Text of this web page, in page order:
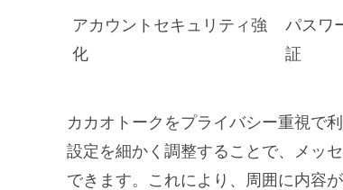
アカウントセキュリティ強
化
パスワ
証
カカオトークをプライバシー重視で
設定を細かく調整することで、メッ
できます。これにより、周囲に内容